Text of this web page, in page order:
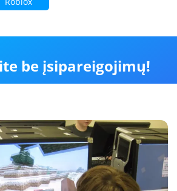
be įsipareigojimų!